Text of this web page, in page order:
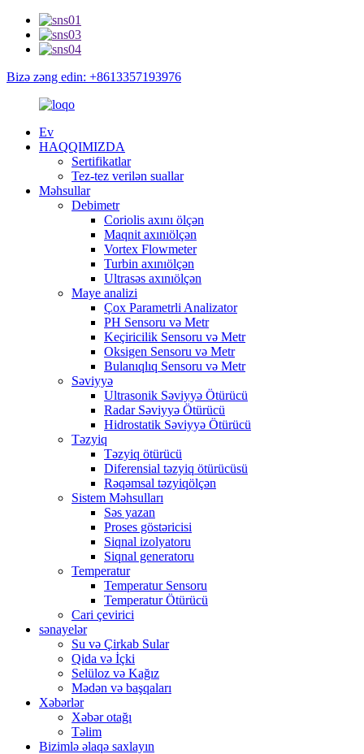
Bizə zəng edin: +8613357193976
Ev
HAQQIMIZDA
Sertifikatlar
Tez-tez verilən suallar
Məhsullar
Debimetr
Coriolis axını ölçən
Maqnit axınıölçən
Vortex Flowmeter
Turbin axınıölçən
Ultrasəs axınıölçən
Maye analizi
Çox Parametrli Analizator
PH Sensoru və Metr
Keçiricilik Sensoru və Metr
Oksigen Sensoru və Metr
Bulanıqlıq Sensoru və Metr
Səviyyə
Ultrasonik Səviyyə Ötürücü
Radar Səviyyə Ötürücü
Hidrostatik Səviyyə Ötürücü
Təzyiq
Təzyiq ötürücü
Diferensial təzyiq ötürücüsü
Rəqəmsal təzyiqölçən
Sistem Məhsulları
Səs yazan
Proses göstəricisi
Siqnal izolyatoru
Siqnal generatoru
Temperatur
Temperatur Sensoru
Temperatur Ötürücü
Cari çevirici
sənayelər
Su və Çirkab Sular
Qida və İçki
Selüloz və Kağız
Mədən və başqaları
Xəbərlər
Xəbər otağı
Təlim
Bizimlə əlaqə saxlayın